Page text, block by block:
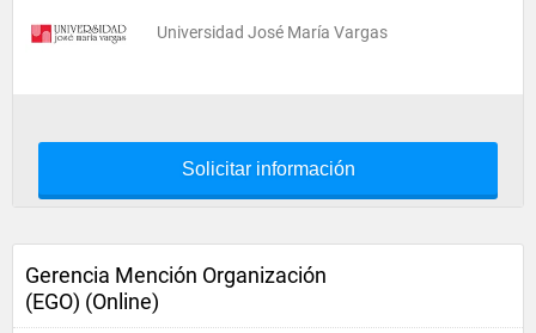
Universidad José María Vargas
Solicitar información
Gerencia Mención Organización
(EGO) (Online)